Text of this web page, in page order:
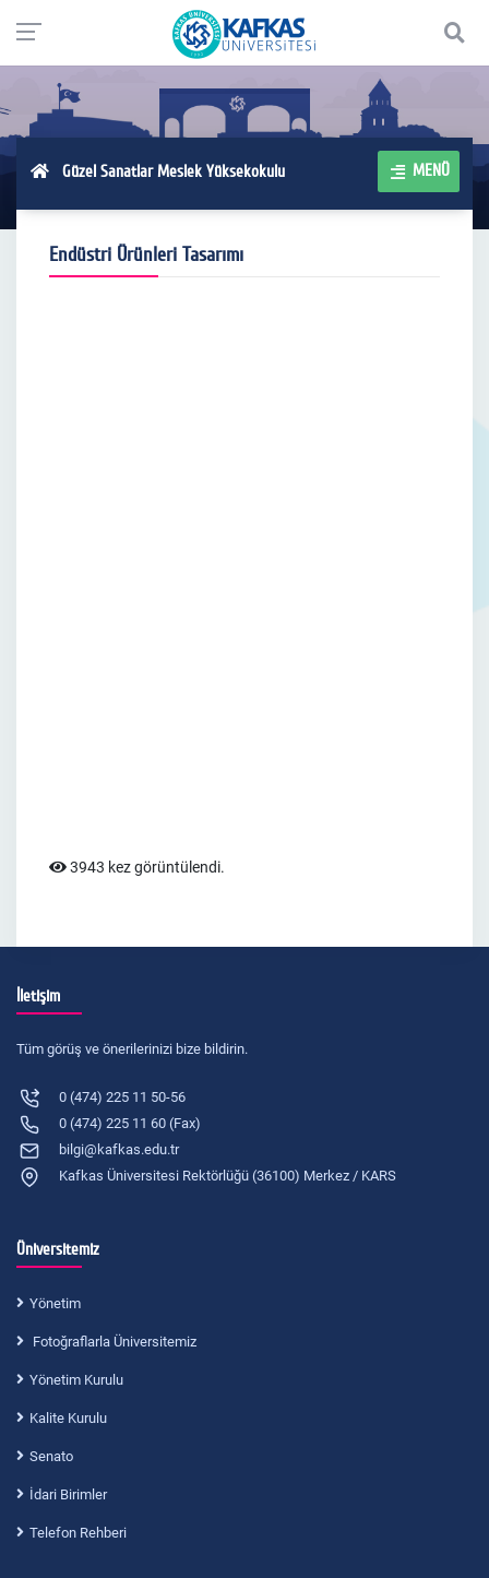
Güzel Sanatlar Meslek Yüksekokulu MENÜ
Endüstri Ürünleri Tasarımı
3943 kez görüntülendi.
İletişim
Tüm görüş ve önerilerinizi bize bildirin.
0 (474) 225 11 50-56
0 (474) 225 11 60 (Fax)
bilgi@kafkas.edu.tr
Kafkas Üniversitesi Rektörlüğü (36100) Merkez / KARS
Üniversitemiz
Yönetim
Fotoğraflarla Üniversitemiz
Yönetim Kurulu
Kalite Kurulu
Senato
İdari Birimler
Telefon Rehberi